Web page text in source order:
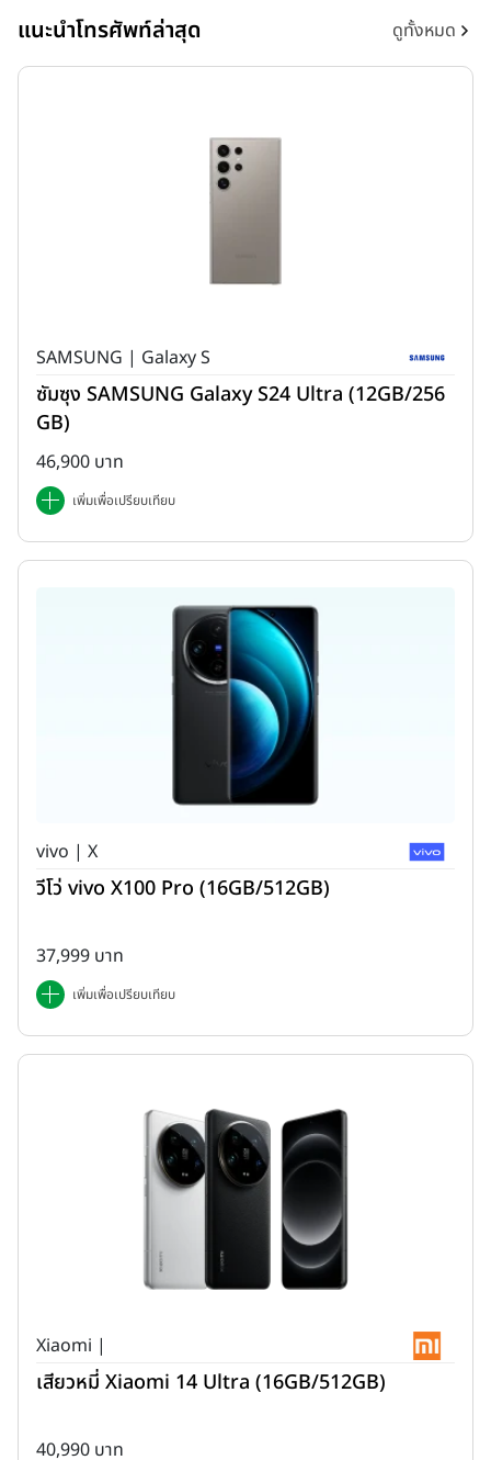
แนะนำโทรศัพท์ล่าสุด ดูทั้งหมด
SAMSUNG | Galaxy S
ซัมซุง SAMSUNG Galaxy S24 Ultra (12GB/256
GB)
46,900 บาท
เพิ่มเพื่อเปรียบเทียบ
vivo | X
วีโว่ vivo X100 Pro (16GB/512GB)
37,999 บาท
เพิ่มเพื่อเปรียบเทียบ
Xiaomi |
เสียวหมี่ Xiaomi 14 Ultra (16GB/512GB)
40,990 บาท